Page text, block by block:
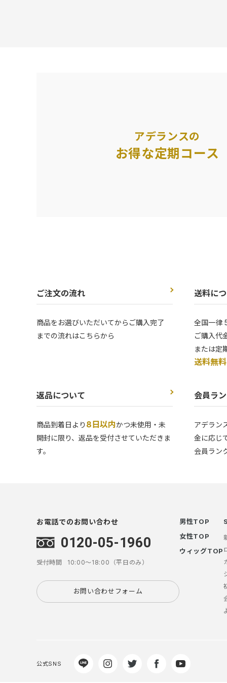
アデランスの
お得な定期コース
ご注文の流れ
商品をお選びいただいてからご購入完了
までの流れはこちらから
送料に
全国一律
ご購入代
または定
送料無料
返品について
商品到着日より 8日以内かつ未使用・未
開封に限り、返品を受付させていただきま
す。
会員ラ
アデラン
金に応じ
会員ラン
お電話でのお問い合わせ
0120-05-1960
受付時間 10:00～18:00（平日のみ）
お問い合わせフォーム
男性TOP
女性TOP
ウィッグTOP
公式SNS